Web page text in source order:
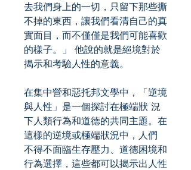
去我們身上的一切，只留下那些撕
不掉的東西，讓我們看清自己的真
實面目，而不僅僅是我們可能喜歡
的樣子。」 他說的就是絕境對於
揭示和考驗人性的意義。
在集中營和惡托邦文學中，「逆境
與人性」是一個探討在極端狀 況
下人類行為和道德的共同主題。在
這樣的逆境或極端狀況中，人們
不得不面臨生存壓力、道德困境和
行為選擇，這些都可以揭示出人性